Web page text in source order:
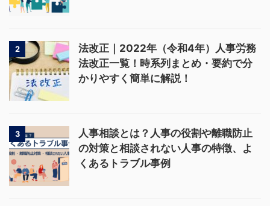
2
法改正｜2022年（令和4年）人事労務
法改正一覧！時系列まとめ・要約で分
かりやすく簡単に解説！
3
人事相談とは？人事の役割や離職防止
の対策と相談されない人事の特徴、よ
くあるトラブル事例